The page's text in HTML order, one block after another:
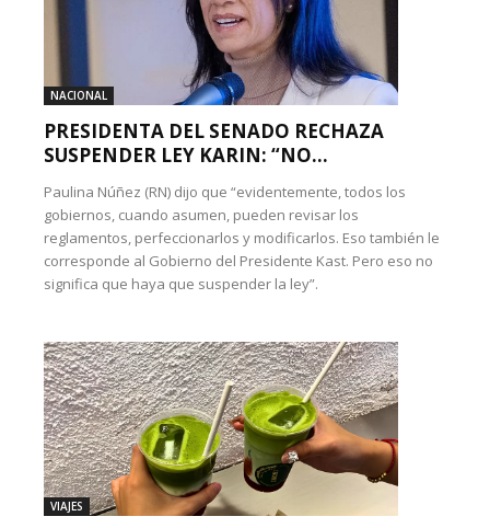
NACIONAL
PRESIDENTA DEL SENADO RECHAZA
SUSPENDER LEY KARIN: “NO...
Paulina Núñez (RN) dijo que “evidentemente, todos los
gobiernos, cuando asumen, pueden revisar los
reglamentos, perfeccionarlos y modificarlos. Eso también le
corresponde al Gobierno del Presidente Kast. Pero eso no
significa que haya que suspender la ley”.
VIAJES